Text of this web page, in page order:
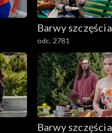
Barwy szczęścia
odc. 2781
Barwy szczęścia